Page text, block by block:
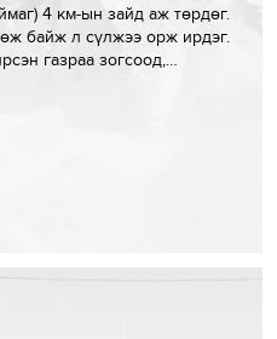
4 км-ын зайд аж төрдөг.
байж л сүлжээ орж ирдэг.
газраа зогсоод,…